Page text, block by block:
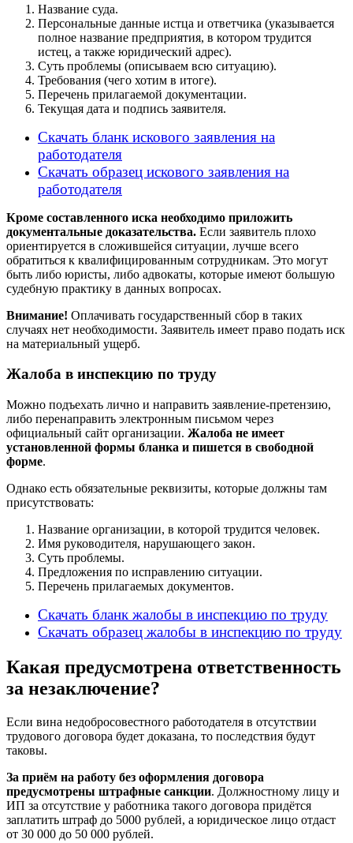
Название суда.
Персональные данные истца и ответчика (указывается
полное название предприятия, в котором трудится
истец, а также юридический адрес).
Суть проблемы (описываем всю ситуацию).
Требования (чего хотим в итоге).
Перечень прилагаемой документации.
Текущая дата и подпись заявителя.
Скачать бланк искового заявления на
работодателя
Скачать образец искового заявления на
работодателя
Кроме составленного иска необходимо приложить
документальные доказательства. Если заявитель плохо
ориентируется в сложившейся ситуации, лучше всего
обратиться к квалифицированным сотрудникам. Это могут
быть либо юристы, либо адвокаты, которые имеют большую
судебную практику в данных вопросах.
Внимание! Оплачивать государственный сбор в таких
случаях нет необходимости. Заявитель имеет право подать иск
на материальный ущерб.
Жалоба в инспекцию по труду
Можно подъехать лично и направить заявление-претензию,
либо перенаправить электронным письмом через
официальный сайт организации. Жалоба не имеет
установленной формы бланка и пишется в свободной
форме.
Однако есть обязательные реквизиты, которые должны там
присутствовать:
Название организации, в которой трудится человек.
Имя руководителя, нарушающего закон.
Суть проблемы.
Предложения по исправлению ситуации.
Перечень прилагаемых документов.
Скачать бланк жалобы в инспекцию по труду
Скачать образец жалобы в инспекцию по труду
Какая предусмотрена ответственность
за незаключение?
Если вина недобросовестного работодателя в отсутствии
трудового договора будет доказана, то последствия будут
таковы.
За приём на работу без оформления договора
предусмотрены штрафные санкции. Должностному лицу и
ИП за отсутствие у работника такого договора придётся
заплатить штраф до 5000 рублей, а юридическое лицо отдаст
от 30 000 до 50 000 рублей.